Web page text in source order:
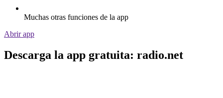
Muchas otras funciones de la app
Abrir app
Descarga la app gratuita: radio.net